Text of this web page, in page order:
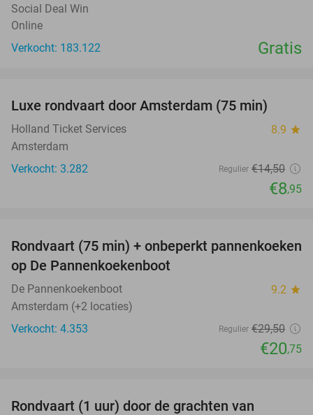
Social Deal Win
Online
Verkocht: 183.122
Gratis
Luxe rondvaart door Amsterdam (75 min)
Holland Ticket Services 8.9 star
Amsterdam
Verkocht: 3.282
Regulier €14,50
€8,95
30%
Rondvaart (75 min) + onbeperkt pannenkoeken
op De Pannenkoekenboot
De Pannenkoekenboot 9.2 star
Amsterdam (+2 locaties)
Verkocht: 4.353
Regulier €29,50
€20,75
Rondvaart (1 uur) door de grachten van